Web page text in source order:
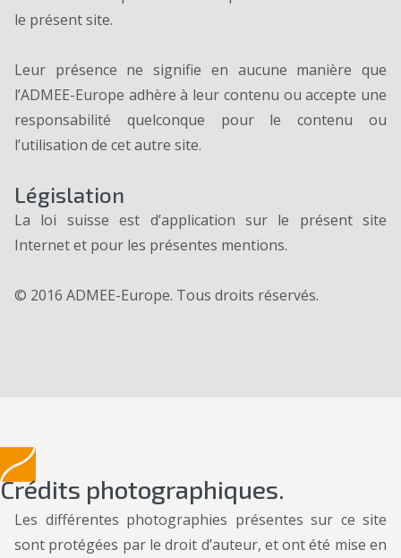
le présent site.
Leur présence ne signifie en aucune manière que
l’ADMEE-Europe adhère à leur contenu ou accepte une
responsabilité quelconque pour le contenu ou
l’utilisation de cet autre site.
Législation
La loi suisse est d’application sur le présent site
Internet et pour les présentes mentions.
© 2016 ADMEE-Europe. Tous droits réservés.
Crédits photographiques.
Les différentes photographies présentes sur ce site
sont protégées par le droit d’auteur, et ont été mise en